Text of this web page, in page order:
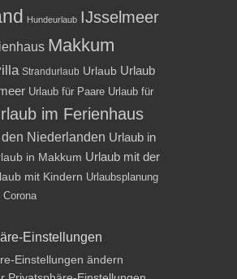
Hundeurlaub IJsselmeer
Makkum
Strandurlaub Urlaub Urlaub
Urlaub für Paare Urlaub für
im Ferienhaus
Niederlanden Urlaub in
in Makkum Urlaub mit der
mit Kindern Urlaubsplanung
Corona
Einstellungen
Einstellungen ändern